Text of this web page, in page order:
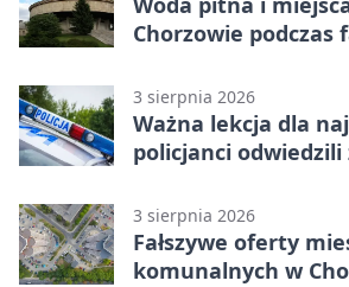
Chorzowie podczas
3 sierpnia 2026
Ważna lekcja dla
policjanci odwiedzili
3 sierpnia 2026
Fałszywe oferty
komunalnych w